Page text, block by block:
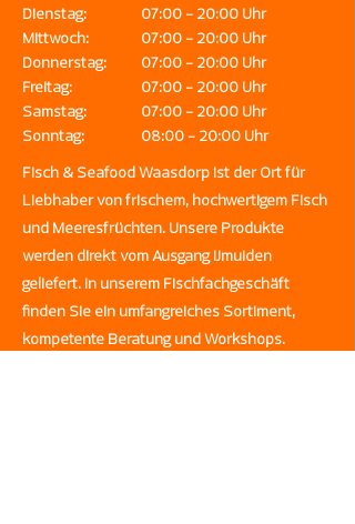
Dienstag:
Mittwoch:
Donnerstag:
Freitag:
Samstag:
Sonntag:
07:00 - 20:00 Uhr
07:00 - 20:00 Uhr
07:00 - 20:00 Uhr
07:00 - 20:00 Uhr
07:00 - 20:00 Uhr
08:00 - 20:00 Uhr
Fisch & Seafood Waasdorp ist der Ort für
Liebhaber von frischem, hochwertigem Fisch
und Meeresfrüchten. Unsere Produkte
werden direkt vom Ausgang IJmuiden
geliefert. In unserem Fischfachgeschäft
finden Sie ein umfangreiches Sortiment,
kompetente Beratung und Workshops.